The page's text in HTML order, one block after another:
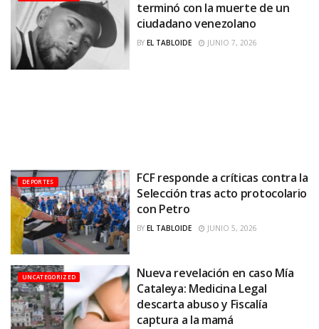
terminó con la muerte de un
ciudadano venezolano
BY EL TABLOIDE JUNIO 7, 2026
DEPORTES
FCF responde a críticas contra la
Selección tras acto protocolario
con Petro
BY EL TABLOIDE JUNIO 5, 2026
UNCATEGORIZED
Nueva revelación en caso Mía
Cataleya: Medicina Legal
descarta abuso y Fiscalía
captura a la mamá